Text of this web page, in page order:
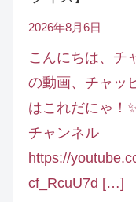
2026年8月6日
こんにちは、チ
の動画、チャッ
はこれだにゃ！
チャンネル
https://
cf_RcuU7d […]